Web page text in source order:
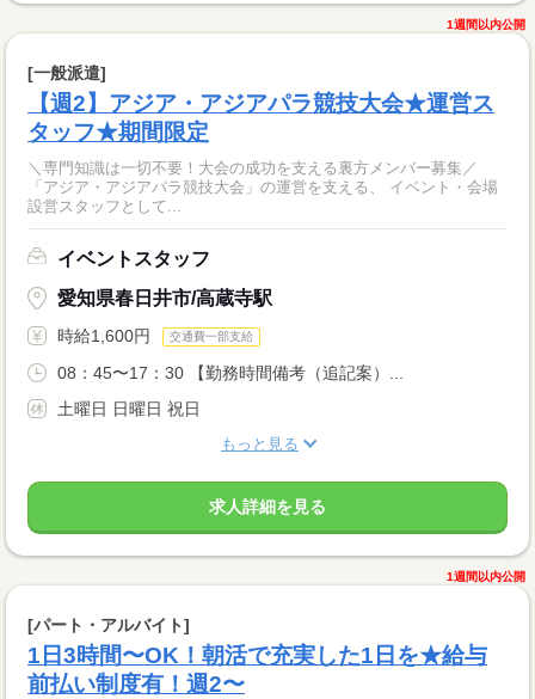
1週間以内公開
[一般派遣]
【週2】アジア・アジアパラ競技大会★運営ス
タッフ★期間限定
＼専門知識は一切不要！大会の成功を支える裏方メンバー募集／
「アジア・アジアパラ競技大会」の運営を支える、 イベント・会場
設営スタッフとして...
イベントスタッフ
愛知県春日井市/高蔵寺駅
時給1,600円 交通費一部支給
08：45〜17：30 【勤務時間備考（追記案）...
土曜日 日曜日 祝日
もっと見る
求人詳細を見る
1週間以内公開
[パート・アルバイト]
1日3時間〜OK！朝活で充実した1日を★給与
前払い制度有！週2〜